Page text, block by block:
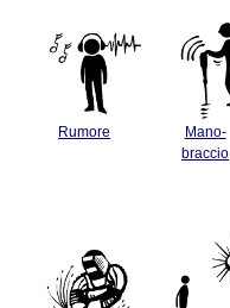
Rumore
Mano-
braccio